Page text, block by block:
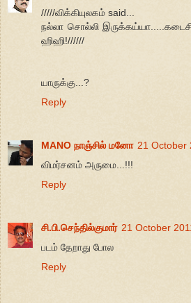
/////விக்கியுலகம் said...
நல்லா சொல்லி
ஹிஹி!//////
யாருக்கு...?
Reply
MANO நாஞ்சில் மனோ 21 October
விமர்சனம் அருமை...!!!
Reply
சி.பி.செந்தில்குமார் 21 October
படம் தேறாது போல
Reply